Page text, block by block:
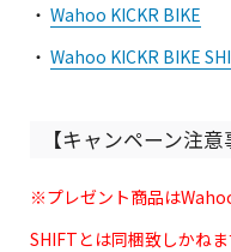
・ Wahoo KICKR BIKE
・ Wahoo KICKR BIKE
【キャンペーン注意
※プレゼント商品は
SHIFTとは同梱致しかね